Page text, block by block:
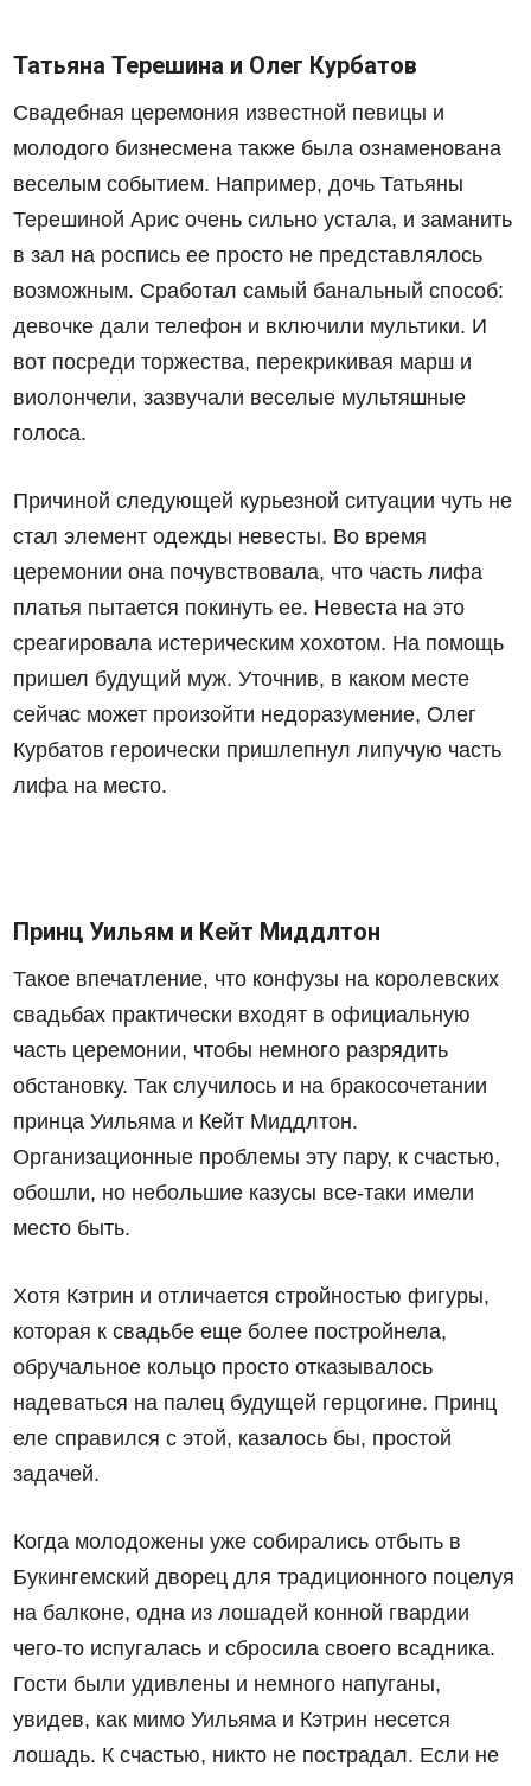
Татьяна Терешина и Олег Курбатов
Свадебная церемония известной певицы и
молодого бизнесмена также была ознаменована
веселым событием. Например, дочь Татьяны
Терешиной Арис очень сильно устала, и заманить
в зал на роспись ее просто не представлялось
возможным. Сработал самый банальный способ:
девочке дали телефон и включили мультики. И
вот посреди торжества, перекрикивая марш и
виолончели, зазвучали веселые мультяшные
голоса.
Причиной следующей курьезной ситуации чуть не
стал элемент одежды невесты. Во время
церемонии она почувствовала, что часть лифа
платья пытается покинуть ее. Невеста на это
среагировала истерическим хохотом. На помощь
пришел будущий муж. Уточнив, в каком месте
сейчас может произойти недоразумение, Олег
Курбатов героически пришлепнул липучую часть
лифа на место.
Принц Уильям и Кейт Миддлтон
Такое впечатление, что конфузы на королевских
свадьбах практически входят в официальную
часть церемонии, чтобы немного разрядить
обстановку. Так случилось и на бракосочетании
принца Уильяма и Кейт Миддлтон.
Организационные проблемы эту пару, к счастью,
обошли, но небольшие казусы все-таки имели
место быть.
Хотя Кэтрин и отличается стройностью фигуры,
которая к свадьбе еще более постройнела,
обручальное кольцо просто отказывалось
надеваться на палец будущей герцогине. Принц
еле справился с этой, казалось бы, простой
задачей.
Когда молодожены уже собирались отбыть в
Букингемский дворец для традиционного поцелуя
на балконе, одна из лошадей конной гвардии
чего-то испугалась и сбросила своего всадника.
Гости были удивлены и немного напуганы,
увидев, как мимо Уильяма и Кэтрин несется
лошадь. К счастью, никто не пострадал. Если не